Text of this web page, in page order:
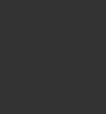
OIL フェイスオイル